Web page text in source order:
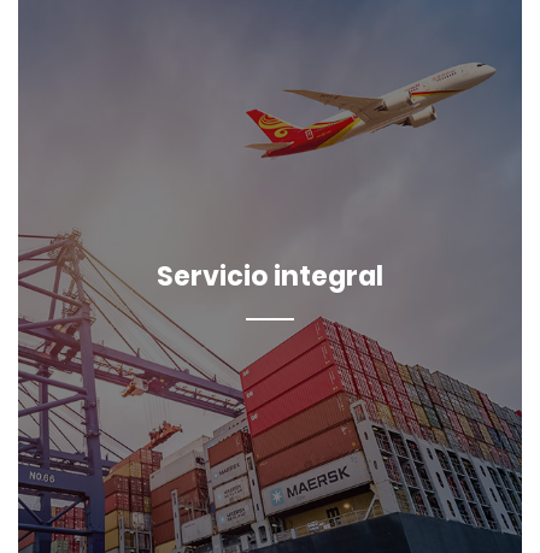
Servicio integral